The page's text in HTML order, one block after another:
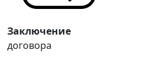
Заключение
договора